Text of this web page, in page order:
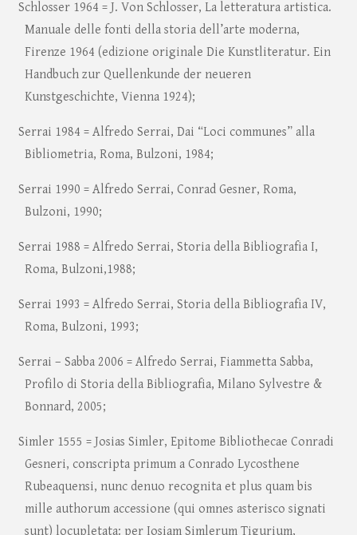
Schlosser 1964 = J. Von Schlosser, La letteratura artistica.
Manuale delle fonti della storia dell’arte moderna,
Firenze 1964 (edizione originale Die Kunstliteratur. Ein
Handbuch zur Quellenkunde der neueren
Kunstgeschichte, Vienna 1924);
Serrai 1984 = Alfredo Serrai, Dai “Loci communes” alla
Bibliometria, Roma, Bulzoni, 1984;
Serrai 1990 = Alfredo Serrai, Conrad Gesner, Roma,
Bulzoni, 1990;
Serrai 1988 = Alfredo Serrai, Storia della Bibliografia I,
Roma, Bulzoni,1988;
Serrai 1993 = Alfredo Serrai, Storia della Bibliografia IV,
Roma, Bulzoni, 1993;
Serrai – Sabba 2006 = Alfredo Serrai, Fiammetta Sabba,
Profilo di Storia della Bibliografia, Milano Sylvestre &
Bonnard, 2005;
Simler 1555 = Josias Simler, Epitome Bibliothecae Conradi
Gesneri, conscripta primum a Conrado Lycosthene
Rubeaquensi, nunc denuo recognita et plus quam bis
mille authorum accessione (qui omnes asterisco signati
sunt) locupletata: per Iosiam Simlerum Tigurium,